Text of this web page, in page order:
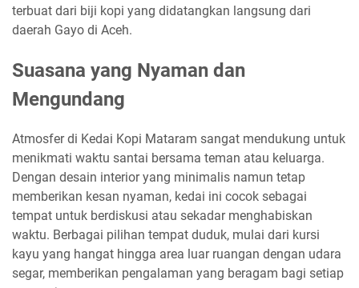
terbuat dari biji kopi yang didatangkan langsung dari
daerah Gayo di Aceh.
Suasana yang Nyaman dan
Mengundang
Atmosfer di Kedai Kopi Mataram sangat mendukung untuk
menikmati waktu santai bersama teman atau keluarga.
Dengan desain interior yang minimalis namun tetap
memberikan kesan nyaman, kedai ini cocok sebagai
tempat untuk berdiskusi atau sekadar menghabiskan
waktu. Berbagai pilihan tempat duduk, mulai dari kursi
kayu yang hangat hingga area luar ruangan dengan udara
segar, memberikan pengalaman yang beragam bagi setiap